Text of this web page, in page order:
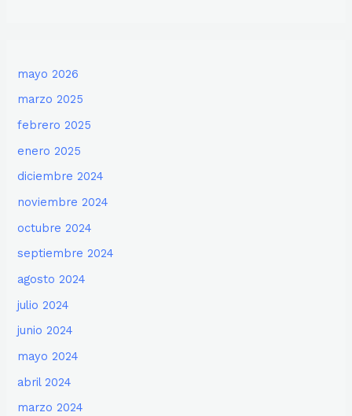
mayo 2026
marzo 2025
febrero 2025
enero 2025
diciembre 2024
noviembre 2024
octubre 2024
septiembre 2024
agosto 2024
julio 2024
junio 2024
mayo 2024
abril 2024
marzo 2024